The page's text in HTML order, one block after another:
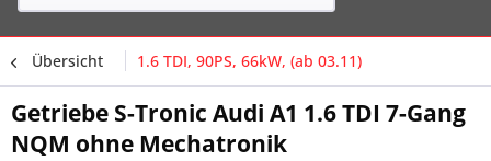
Übersicht 1.6 TDI, 90PS, 66kW, (ab 03.11)
Getriebe S-Tronic Audi A1 1.6 TDI 7-Gang
NQM ohne Mechatronik